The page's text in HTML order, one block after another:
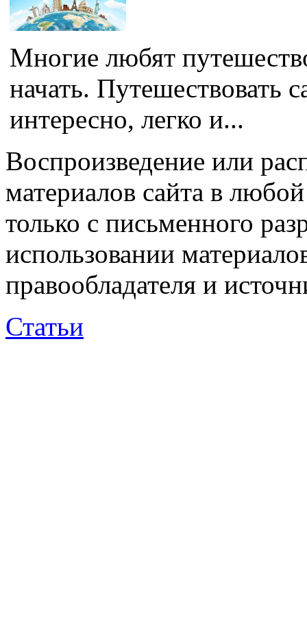
Многие любят
начать. Путешествовать
интересно, легко и...
Воспроизведение или
материалов сайта в
только с письменного
использовании
правообладателя и
Статьи